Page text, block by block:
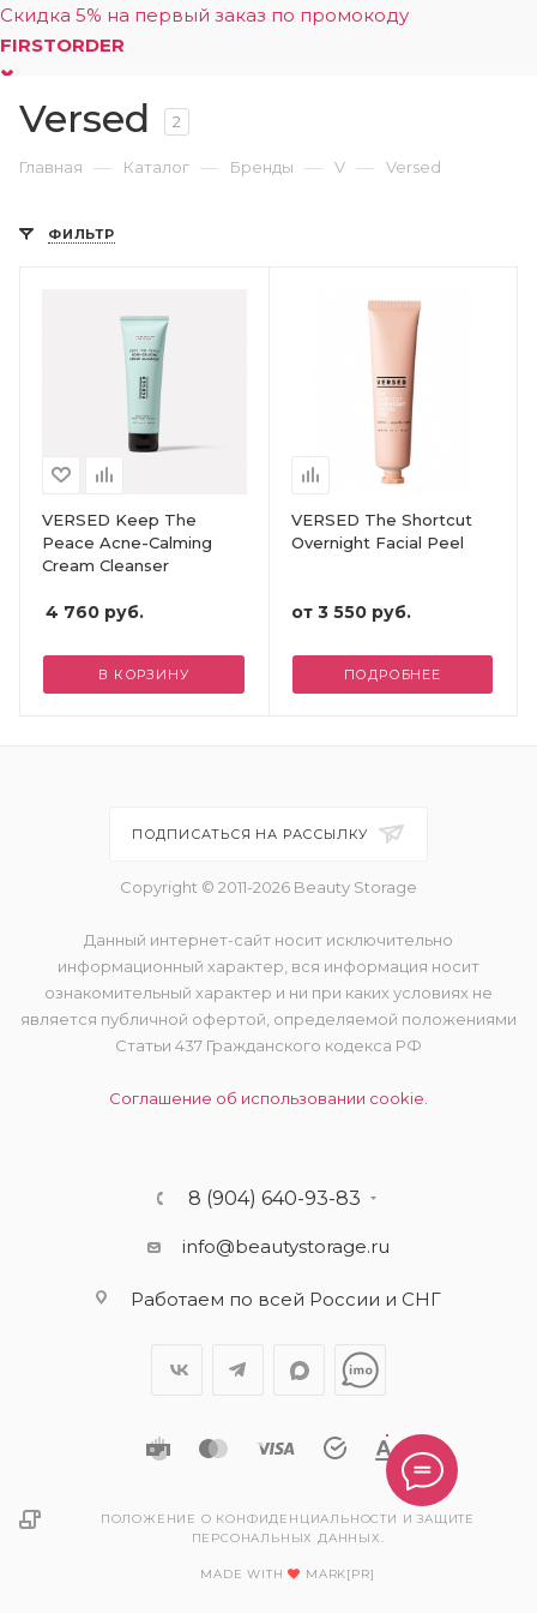
Скидка 5% на первый заказ по промокоду
FIRSTORDER
Versed 2
Главная — Каталог — Бренды — V — Versed
ФИЛЬТР
VERSED Keep The
Peace Acne-Calming
Cream Cleanser
4 760 руб.
В КОРЗИНУ
VERSED The Shortcut
Overnight Facial Peel
от 3 550 руб.
ПОДРОБНЕЕ
ПОДПИСАТЬСЯ НА РАССЫЛКУ
Copyright © 2011-2026 Beauty Storage
Данный интернет-сайт носит исключительно
информационный характер, вся информация носит
ознакомительный характер и ни при каких условиях не
является публичной офертой, определяемой положениями
Статьи 437 Гражданского кодекса РФ
Соглашение об использовании cookie.
8 (904) 640-93-83
info@beautystorage.ru
Работаем по всей России и СНГ
ПОЛОЖЕНИЕ О КОНФИДЕНЦИАЛЬНОСТИ И ЗАЩИТЕ
ПЕРСОНАЛЬНЫХ ДАННЫХ.
MADE WITH MARK[PR]